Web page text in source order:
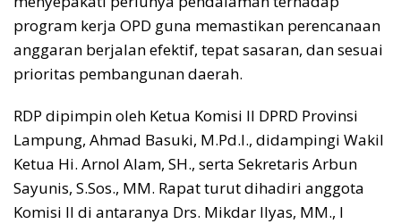
program kerja OPD guna memastikan perencanaan
anggaran berjalan efektif, tepat sasaran, dan sesuai
prioritas pembangunan daerah.
RDP dipimpin oleh Ketua Komisi II DPRD Provinsi
Lampung, Ahmad Basuki, M.Pd.I., didampingi Wakil
Ketua Hi. Arnol Alam, SH., serta Sekretaris Arbun
Sayunis, S.Sos., MM. Rapat turut dihadiri anggota
Komisi II di antaranya Drs. Mikdar Ilyas, MM., I